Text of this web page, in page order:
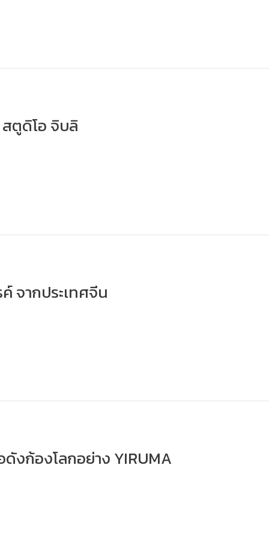
สตูดิโอ จิบลิ
จากประเทศจีน
งก้องโลกอย่าง YIRUMA